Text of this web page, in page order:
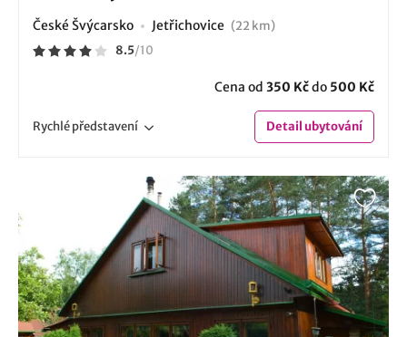
České Švýcarsko Jetřichovice (22 km)
8.5/10
Cena od 350 Kčdo 500 Kč
Rychlépředstavení Detailubytování